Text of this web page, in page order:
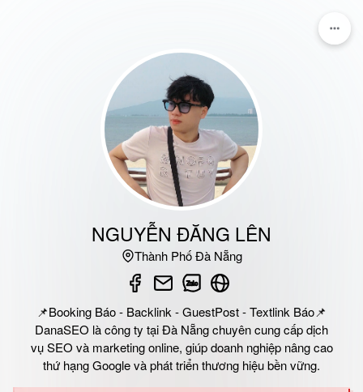
NGUYỄN ĐĂNG LÊN
Thành Phố Đà Nẵng
📌Booking Báo - Backlink - GuestPost - Textlink Báo📌
DanaSEO là công ty tại Đà Nẵng chuyên cung cấp dịch
vụ SEO và marketing online, giúp doanh nghiệp nâng cao
thứ hạng Google và phát triển thương hiệu bền vững.